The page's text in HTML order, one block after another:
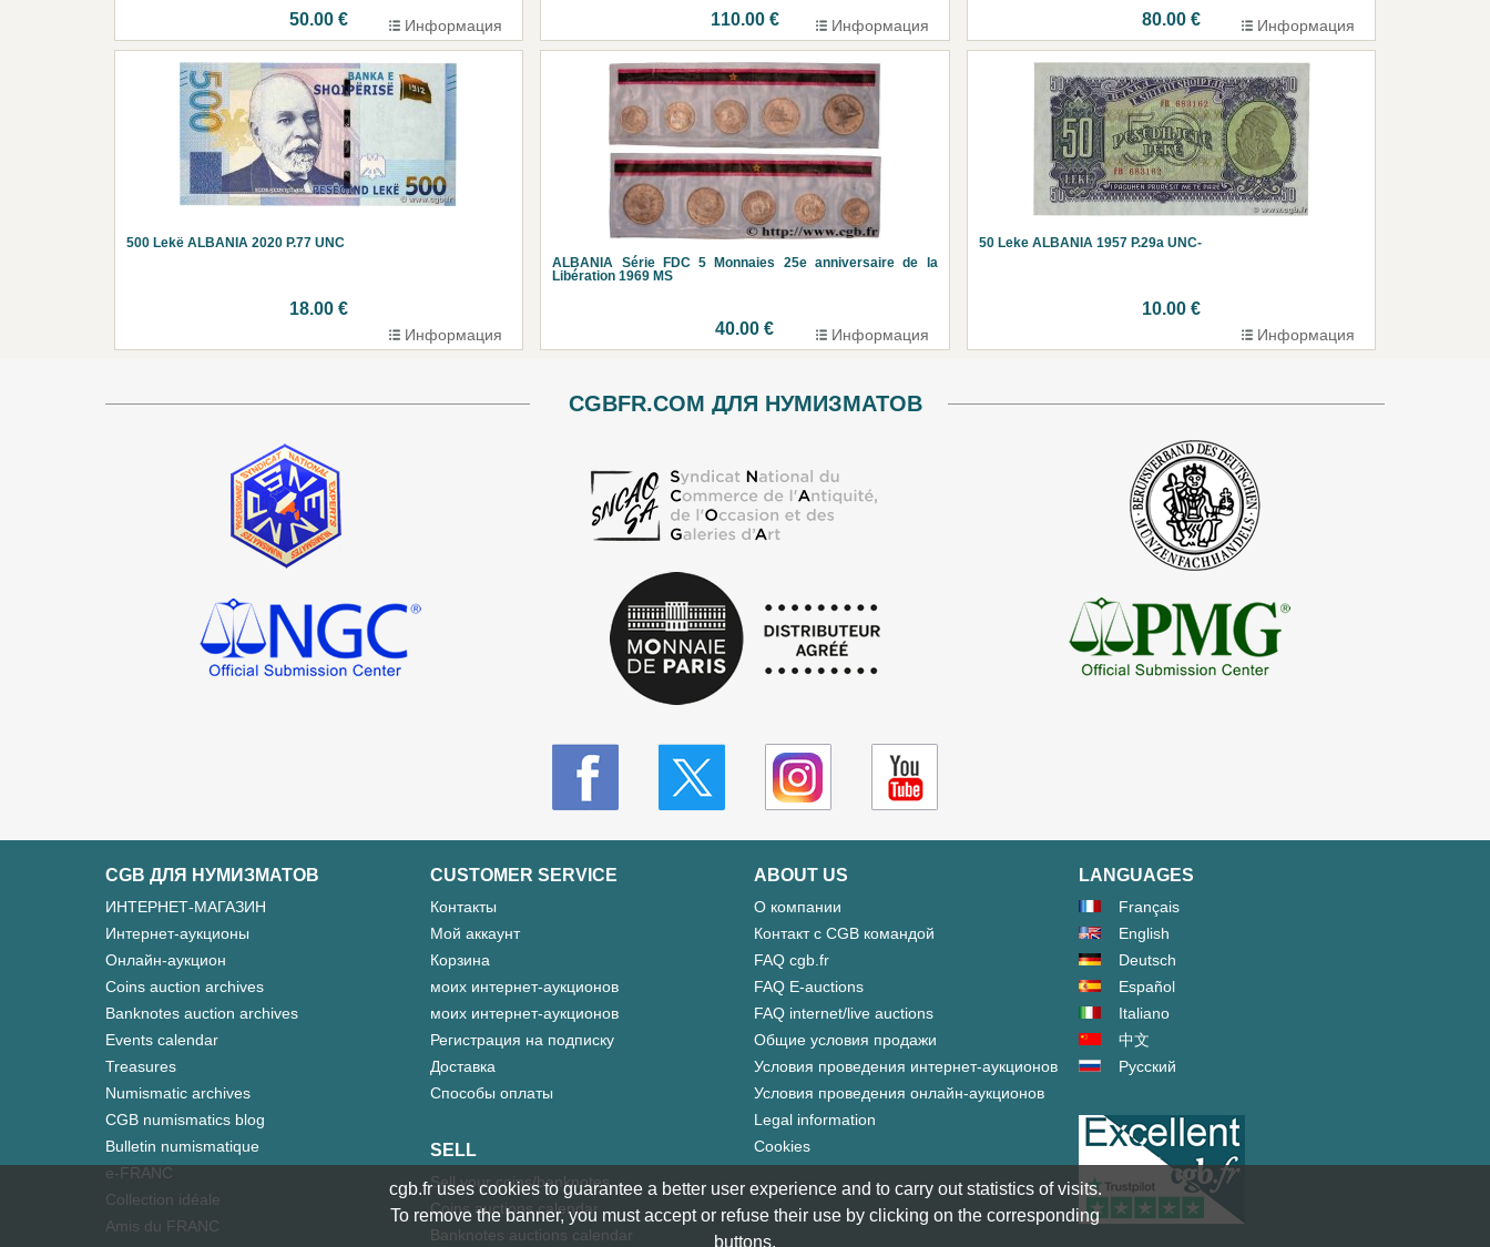
50.00 € Информация 110.00 € Информация 80.00 € Информация
500 Lekë ALBANIA 2020 P.77 UNC
18.00 €
Информация
ALBANIA Série FDC 5 Monnaies 25e anniversaire de la
Libération 1969 MS
40.00 € Информация
50 Leke ALBANIA 1957 P.29a UNC-
10.00 €
Информация
CGBFR.COM ДЛЯ НУМИЗМАТОВ
CGB ДЛЯ НУМИЗМАТОВ
ИНТЕРНЕТ-МАГАЗИН
Интернет-аукционы
Онлайн-аукцион
Coins auction archives
Banknotes auction archives
Events calendar
Treasures
Numismatic archives
CGB numismatics blog
Bulletin numismatique
e-FRANC
Collection idéale
Amis du FRANC
CUSTOMER SERVICE
Контакты
Мой аккаунт
Корзина
моих интернет-аукционов
моих интернет-аукционов
Регистрация на подписку
Доставка
Способы оплаты
SELL
Sell your coins/banknotes
Coins auctions calendar
Banknotes auctions calendar
ABOUT US
О компании
Контакт с CGB командой
FAQ cgb.fr
FAQ E-auctions
FAQ internet/live auctions
Общие условия продажи
Условия проведения интернет-аукционов
Условия проведения онлайн-аукционов
Legal information
Cookies
LANGUAGES
Français
English
Deutsch
Español
Italiano
中文
Русский
cgb.fr uses cookies to guarantee a better user experience and to carry out statistics of visits.
To remove the banner, you must accept or refuse their use by clicking on the corresponding
buttons.